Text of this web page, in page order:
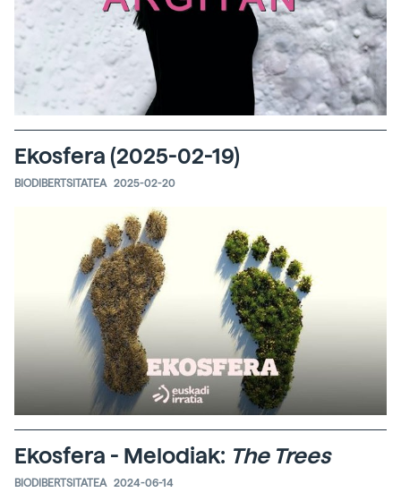
Ekosfera (2025-02-19)
BIODIBERTSITATEA 2025-02-20
Ekosfera - Melodiak: The Trees
BIODIBERTSITATEA 2024-06-14